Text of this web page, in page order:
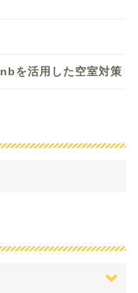
を活用した空室対策